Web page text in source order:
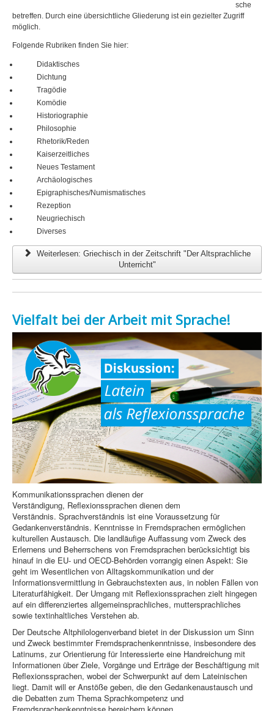
sche
betreffen. Durch eine übersichtliche Gliederung ist ein gezielter Zugriff
möglich.
Folgende Rubriken finden Sie hier:
Didaktisches
Dichtung
Tragödie
Komödie
Historiographie
Philosophie
Rhetorik/Reden
Kaiserzeitliches
Neues Testament
Archäologisches
Epigraphisches/Numismatisches
Rezeption
Neugriechisch
Diverses
Weiterlesen: Griechisch in der Zeitschrift "Der Altsprachliche
Unterricht"
Vielfalt bei der Arbeit mit Sprache!
Kommunikationssprachen dienen der
Verständigung, Reflexionssprachen dienen dem
Verständnis. Sprachverständnis ist eine Voraussetzung für
Gedankenverständnis. Kenntnisse in Fremdsprachen ermöglichen
kulturellen Austausch. Die landläufige Auffassung vom Zweck des
Erlernens und Beherrschens von Fremdsprachen berücksichtigt bis
hinauf in die EU- und OECD-Behörden vorrangig einen Aspekt: Sie
geht im Wesentlichen von Alltagskommunikation und der
Informationsvermittlung in Gebrauchstexten aus, in noblen Fällen von
Literaturfähigkeit. Der Umgang mit Reflexionssprachen zielt hingegen
auf ein differenziertes allgemeinsprachliches, muttersprachliches
sowie textinhaltliches Verstehen ab.
Der Deutsche Altphilologenverband bietet in der Diskussion um Sinn
und Zweck bestimmter Fremdsprachenkenntnisse, insbesondere des
Latinums, zur Orientierung für Interessierte eine Handreichung mit
Informationen über Ziele, Vorgänge und Erträge der Beschäftigung mit
Reflexionssprachen, wobei der Schwerpunkt auf dem Lateinischen
liegt. Damit will er Anstöße geben, die den Gedankenaustausch und
die Debatten zum Thema Sprachkompetenz und